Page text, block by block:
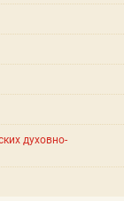
духовно-